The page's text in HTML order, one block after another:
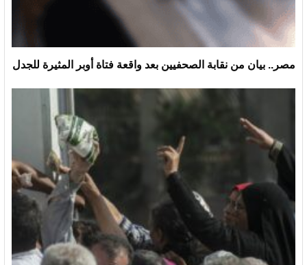
مصر.. بيان من نقابة الصحفيين بعد واقعة فتاة أوبر المثيرة للجدل